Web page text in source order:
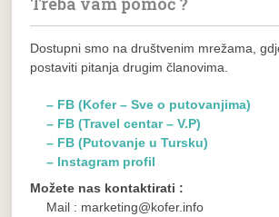
Dostupni smo na društvenim mrežama,
postaviti pitanja drugim članovima.
– FB (Kofer – Sve o putovanjima)
– FB (Travel centar – V.P)
– FB (Putovanje u Tursku)
– Instagram profil
Možete nas kontaktirati :
Mail : marketing@kofer.info